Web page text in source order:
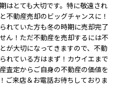
はとても大切です。特に敬遠され
不動産売却のビッグチャンスに！
れていた方も冬の時期に売却完了
ん！ただ不動産を売却するには不
が大切になってきますので、不動
れている方はまず！カウイエまで
査定からご自身の不動産の価値を
ご来店＆お電話お待ちしておりま